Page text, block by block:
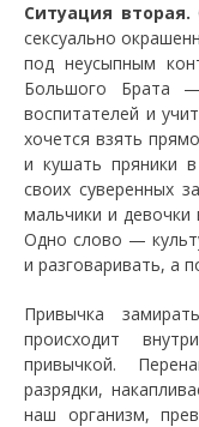
Ситуация вторая.
сексуально
под неусыпным
Большого Брата
воспитателей и
хочется взять
и кушать пряники
своих суверенных
мальчики и
Одно слово —
и разговаривать, а
Привычка
происходит
привычкой.
разрядки,
наш организм,